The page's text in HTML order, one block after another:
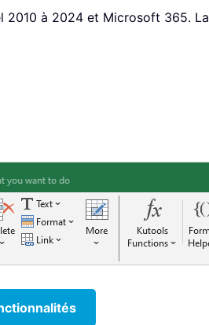
2010 à 2024 et Microsoft 365. La